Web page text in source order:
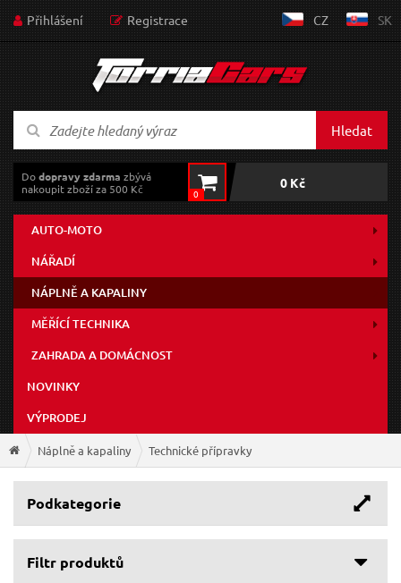
Přihlášení Registrace CZ SK
Hledat
Dodopravy zdarma zbývá
nakoupit zboží za 500 Kč
0
0 Kč
AUTO-MOTO
NÁŘADÍ
NÁPLNĚ A KAPALINY
MĚŘÍCÍ TECHNIKA
ZAHRADA A DOMÁCNOST
NOVINKY
VÝPRODEJ
Náplně a kapaliny Technické přípravky
Podkategorie
Filtr produktů